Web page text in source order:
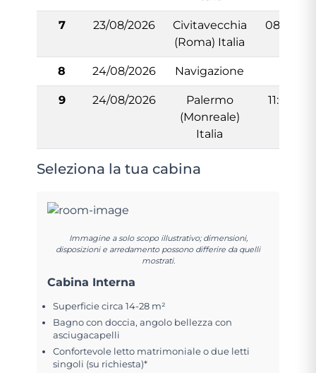
7 23/08/2026
Civitavecchia
(Roma) Italia
08:00
8 24/08/2026 Navigazione
9 24/08/2026
Palermo
(Monreale)
Italia
11:00
Seleziona la tua cabina
Immagine a solo scopo illustrativo; dimensioni,
disposizioni e arredamento possono differire da quelli
mostrati.
Cabina Interna
Superficie circa 14-28 m²
Bagno con doccia, angolo bellezza con
asciugacapelli
Confortevole letto matrimoniale o due letti
singoli (su richiesta)*